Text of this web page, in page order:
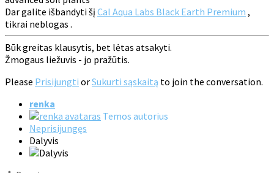
Dar galite išbandyti šį Cal Aqua Labs Black Earth Premium ,
tikrai neblogas .
Būk greitas klausytis, bet lėtas atsakyti.
Žmogaus liežuvis - jo pražūtis.
Please Prisijungti orSukurti sąskaitą to join the conversation.
renka
Temos autorius
Neprisijungęs
Dalyvis